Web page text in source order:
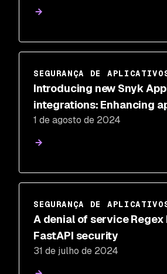
SEGURANÇA DE
Introducing new Snyk
integrations: Enhancing
risk management with
context
1 de agosto de 2024
SEGURANÇA DE
A denial of service Regex
FastAPI security
31 de julho de 2024